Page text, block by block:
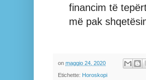
financim të
më pak
on maggio 24, 2020
Etichette: Horoskopi